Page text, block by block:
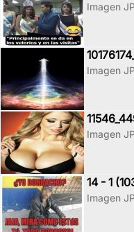
Imagen
Imagen
Imagen
14 - 1
Imagen